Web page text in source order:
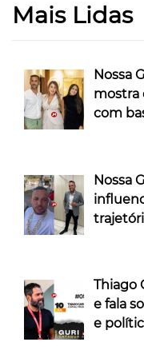
Mais Lidas
Nossa
mostra
com
Nossa
Thiago
e fala
e